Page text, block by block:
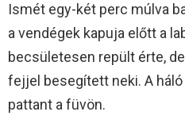
Ismét egy-két perc múlva
a vendégek kapuja előtt a
becsületesen repült érte,
fejjel besegített neki. A
pattant a füvön.